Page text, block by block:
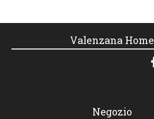
Valenzana Home
Negozio